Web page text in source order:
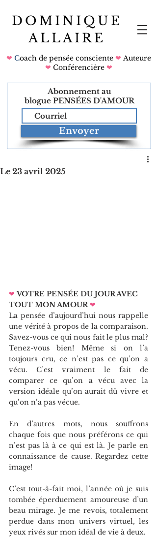
DOMINIQUE
ALLAIRE
❤ Coach de pensée consciente ❤ Auteure
❤ Conférencière ❤
Abonnement au
blogue PENSÉES D'AMOUR
Envoyer
Le 23 avril 2025
❤ VOTRE PENSÉE DU JOUR AVEC
TOUT MON AMOUR ❤
La pensée d’aujourd’hui nous rappelle
une vérité à propos de la comparaison.
Savez-vous ce qui nous fait le plus mal?
Tenez-vous bien! Même si on l’a
toujours cru, ce n’est pas ce qu’on a
vécu. C’est vraiment le fait de
comparer ce qu’on a vécu avec la
version idéale qu’on aurait dû vivre et
qu’on n’a pas vécue.
En d’autres mots, nous souffrons
chaque fois que nous préférons ce qui
n’est pas là à ce qui est là. Je parle en
connaissance de cause. Regardez cette
image!
C’est tout-à-fait moi, l’année où je suis
tombée éperduement amoureuse d’un
beau mirage. Je me revois, totalement
perdue dans mon univers virtuel, les
yeux rivés sur mon idéal de vie à deux.